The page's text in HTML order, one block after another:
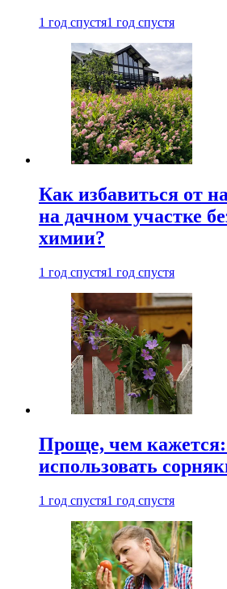
1 год спустя1 год спустя
Как избавиться от
на дачном участке
химии?
1 год спустя1 год спустя
Проще, чем
использовать
1 год спустя1 год спустя